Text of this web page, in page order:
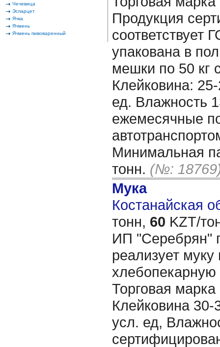
Чечевица
Эспарцет
Ячка
Ячмень
Ячмень пивоваренный
Продукция
соответствует
упакована в
мешки по 50 кг
Клейковина:
ед. Влажность
ежемесячные
Минимальная
тонн. (№:
Мука
Костанайская
тонн, 60 KZT/
ИП "Серебрян"
реализует
хлебопекарную
Торговая
Клейковина
усл. ед,